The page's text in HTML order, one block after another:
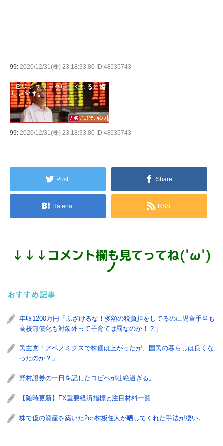
99: 2020/12/31(株) 23:18:33.80 ID:48635743
99: 2020/12/31(株) 23:18:33.80 ID:48635743
Post Share
Hatena RSS
↓ ↓ ↓ コメント欄も見てってね('ω')
ノ
おすすめ記事
年収1200万円「ふざけるな！多額の税負担をしてるのに児童手当も
高校無償化も対象外って子育ては罰なのか！？」
民主党「アベノミクスで株価は上がったが、国民の暮らしは良くな
ったのか？」
野村證券の一日を記したコピペが壮絶過ぎる。
【随時更新】FX重要経済指標と注目材料一覧
株で億の資産を築いた2ch株板住人が晒してくれた手法が凄い。